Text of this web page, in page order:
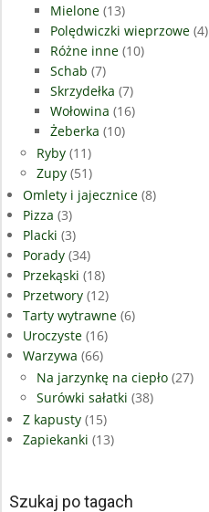
Mielone (13)
Polędwiczki wieprzowe (4)
Różne inne (10)
Schab (7)
Skrzydełka (7)
Wołowina (16)
Żeberka (10)
Ryby (11)
Zupy (51)
Omlety i jajecznice (8)
Pizza (3)
Placki (3)
Porady (34)
Przekąski (18)
Przetwory (12)
Tarty wytrawne (6)
Uroczyste (16)
Warzywa (66)
Na jarzynkę na ciepło (27)
Surówki sałatki (38)
Z kapusty (15)
Zapiekanki (13)
Szukaj po tagach